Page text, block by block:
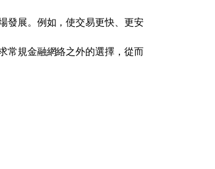
發展。例如，使交易更快、更安
常規金融網絡之外的選擇，從而